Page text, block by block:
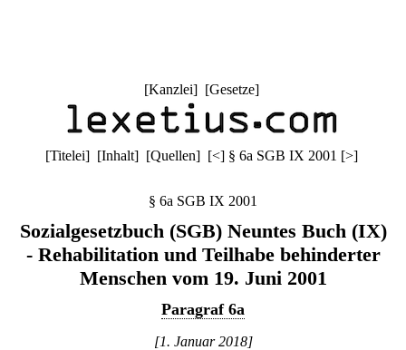
[Kanzlei] [Gesetze]
[Titelei] [Inhalt] [Quellen] [<] § 6a SGB IX 2001 [>]
§ 6a SGB IX 2001
Sozialgesetzbuch (SGB) Neuntes Buch (IX)
- Rehabilitation und Teilhabe behinderter
Menschen vom 19. Juni 2001
Paragraf 6a
[1. Januar 2018]